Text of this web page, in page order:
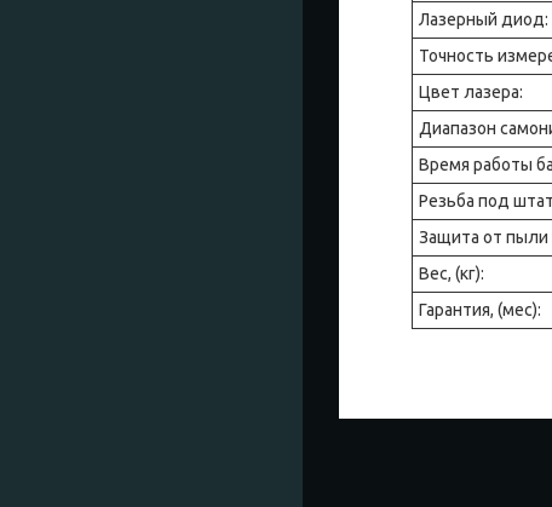
Лазерный диод:
Точность
Цвет лазера:
Диапазон
Время работы
Резьба под
Защита от пыли
Вес, (кг):
Гарантия, (мес):